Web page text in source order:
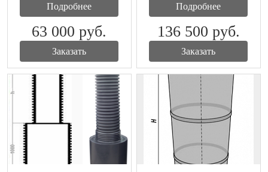
Подробнее
63 000 руб.
Заказать
Подробнее
136 500 руб.
Заказать